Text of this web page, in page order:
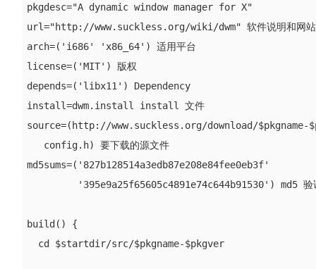
pkgdesc="A dynamic window manager for
url="http://www.suckless.org/wiki/dwm" 软件说明和网站
arch=('i686' 'x86_64') 适用平台
license=('MIT') 版权
depends=('libx11') Dependency
install=dwm.install install 文件
source=(http://www.suckless.org/download/
   config.h) 要下载的源文件
md5sums=('827b128514a3edb87e208e84fee0eb3f'
'395e9a25f65605c4891e74c644b91530') md5 验
build() {
  cd $startdir/src/$pkgname-$pkgver